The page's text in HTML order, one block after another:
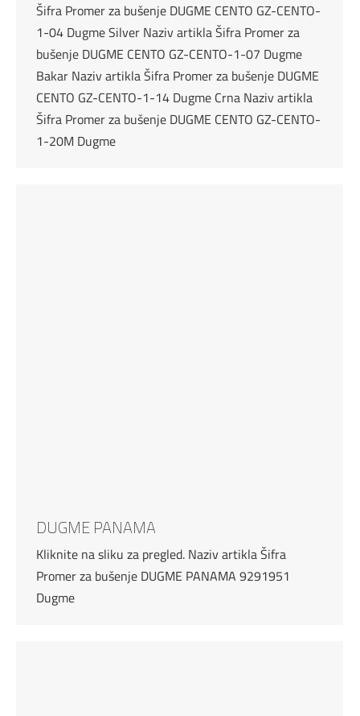
Šifra Promer za bušenje DUGME CENTO GZ-CENTO-
1-04 Dugme Silver Naziv artikla Šifra Promer za
bušenje DUGME CENTO GZ-CENTO-1-07 Dugme
Bakar Naziv artikla Šifra Promer za bušenje DUGME
CENTO GZ-CENTO-1-14 Dugme Crna Naziv artikla
Šifra Promer za bušenje DUGME CENTO GZ-CENTO-
1-20M Dugme
DUGME PANAMA
Kliknite na sliku za pregled. Naziv artikla Šifra
Promer za bušenje DUGME PANAMA 9291951
Dugme